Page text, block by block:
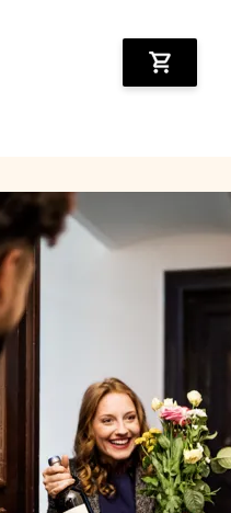
Zum